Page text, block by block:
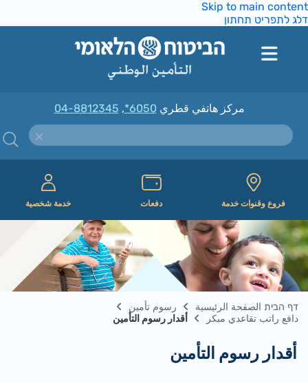
Skip to main
לתפריט תחתון
مركز هاتفي قطري*6050
,
04-8812345
فروع وقنوات خدمة دفعات خدمة شخصية
דף הבית الصفحة الرئيسية
رسوم تأمين
دافع راتب تقاعدي مبكر
أقدار رسوم التأمين
أقدار رسوم التأمين